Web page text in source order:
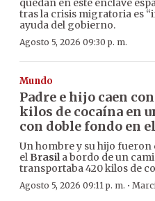
quedan en este enclave
tras la crisis migratoria es
ayuda del gobierno.
Agosto 5, 2026 09:30 p. m.
Mundo
Padre e hijo caen
kilos de cocaína en
con doble fondo en
Un hombre y su hijo fueron
el Brasila bordo de un
transportaba 420 kilos de
Agosto 5, 2026 09:11 p. m. ·